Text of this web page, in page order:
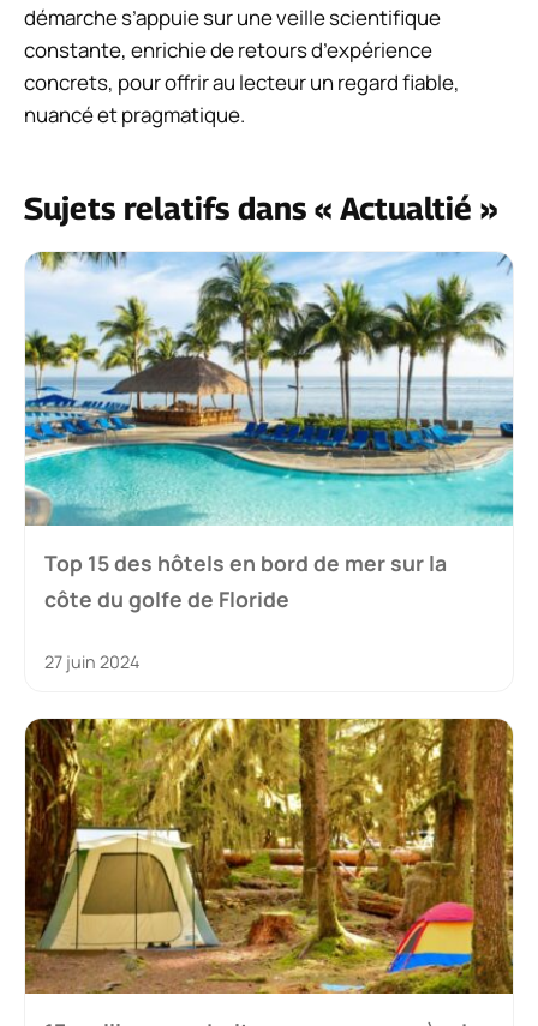
démarche s’appuie sur une veille scientifique
constante, enrichie de retours d’expérience
concrets, pour offrir au lecteur un regard fiable,
nuancé et pragmatique.
Sujets relatifs dans « Actualtié »
Top 15 des hôtels en bord de mer sur la
côte du golfe de Floride
27 juin 2024